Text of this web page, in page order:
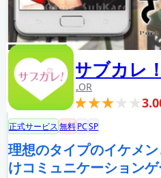
サブカレ！
LOR
正式サービス無料PCSP
理想のタイプのイケメ
けコミュニケーション